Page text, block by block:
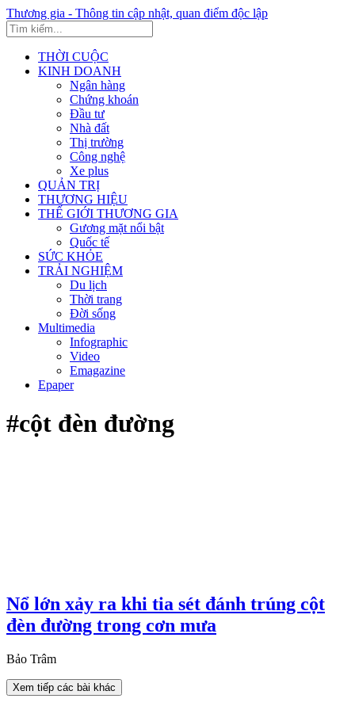
Thương gia - Thông tin cập nhật, quan điểm độc lập
THỜI CUỘC
KINH DOANH
Ngân hàng
Chứng khoán
Đầu tư
Nhà đất
Thị trường
Công nghệ
Xe plus
QUẢN TRỊ
THƯƠNG HIỆU
THẾ GIỚI THƯƠNG GIA
Gương mặt nổi bật
Quốc tế
SỨC KHỎE
TRẢI NGHIỆM
Du lịch
Thời trang
Đời sống
Multimedia
Infographic
Video
Emagazine
Epaper
#cột đèn đường
Nổ lớn xảy ra khi tia sét đánh trúng cột
đèn đường trong cơn mưa
Bảo Trâm
Xem tiếp các bài khác